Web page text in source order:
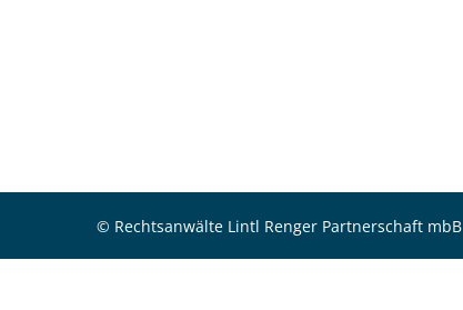
© Rechtsanwälte Lintl Renger Partnerschaft mbB